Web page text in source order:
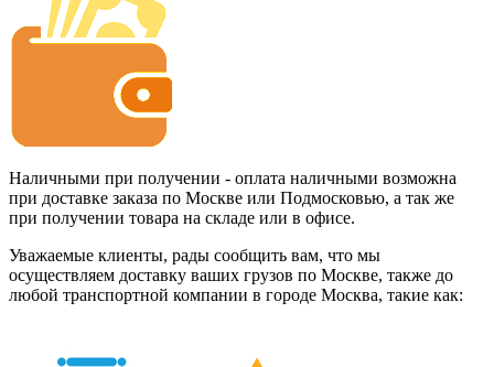
Наличными при получении - оплата наличными возможна
при доставке заказа по Москве или Подмосковью, а так же
при получении товара на складе или в офисе.
Уважаемые клиенты, рады сообщить вам, что мы
осуществляем доставку ваших грузов по Москве, также до
любой транспортной компании в городе Москва, такие как: